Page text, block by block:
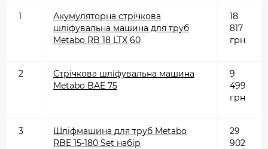
1
Акумуляторна стрічкова
шліфувальна машина для труб
Metabo RB 18 LTX 60
18
817
грн
2
Стрічкова шліфувальна машина
Metabo BAE 75
9
499
грн
3
Шліфмашина для труб Metabo
RBE 15-180 Set набір
29
902